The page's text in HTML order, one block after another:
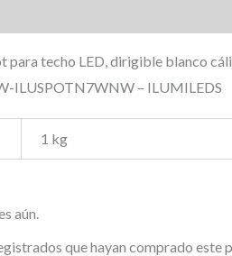
para techo LED, dirigible blanco
ILUSPOTN7WNW – ILUMILEDS
1 kg
aún.
que hayan comprado este